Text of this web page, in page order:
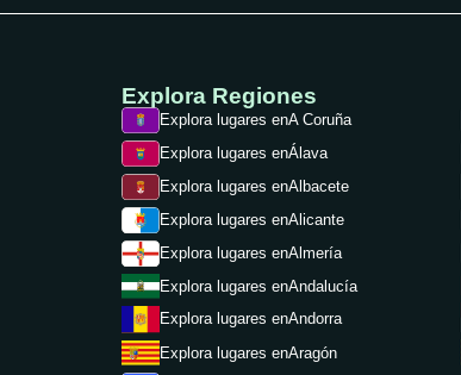
Explora Regiones
Explora lugares enA Coruña
Explora lugares enÁlava
Explora lugares enAlbacete
Explora lugares enAlicante
Explora lugares enAlmería
Explora lugares enAndalucía
Explora lugares enAndorra
Explora lugares enAragón